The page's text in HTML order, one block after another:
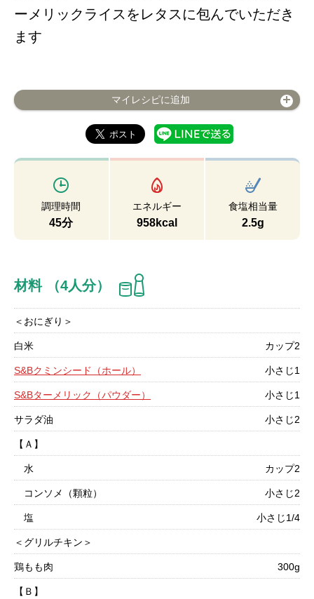
ーメリックライスをレタスに包んでいただき
ます
マイレシピに追加
調理時間
45分
エネルギー
958kcal
食塩相当量
2.5g
材料 （4人分）
＜おにぎり＞
白米 カップ2
S&Bクミンシード（ホール） 小さじ1
S&Bターメリック（パウダー） 小さじ1
サラダ油 小さじ2
【Ａ】
水 カップ2
コンソメ（顆粒） 小さじ2
塩 小さじ1/4
＜グリルチキン＞
鶏もも肉 300g
【Ｂ】